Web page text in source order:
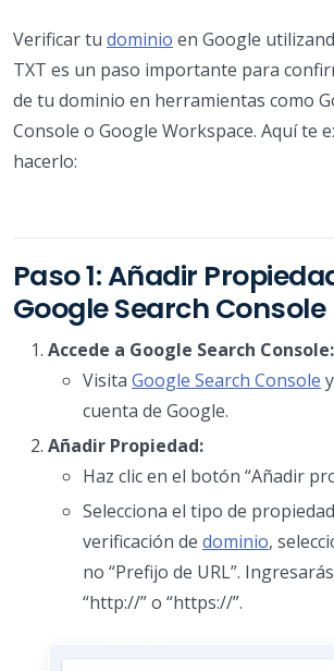
Verificar tu dominio en Google
TXT es un paso importante para
de tu dominio en herramientas como
Console o Google Workspace. Aquí te
hacerlo:
Paso 1: Añadir
Google Search Console
Accede a Google Search Console:
Visita Google Search Console
cuenta de Google.
Añadir Propiedad:
Haz clic en el botón “Añadir
Selecciona el tipo de
verificación de dominio,
no “Prefijo de URL”.
“http://” o “https://”.